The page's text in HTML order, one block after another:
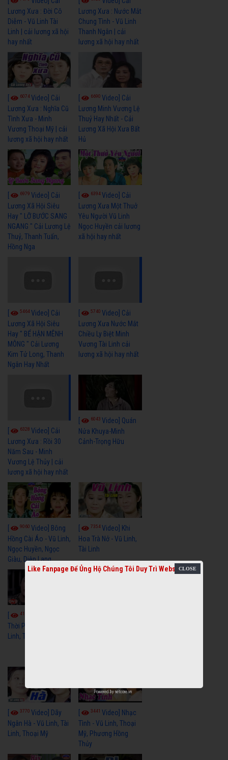
Lương Xưa : Đời Cô
Diễm - Vũ Linh Tài
Linh | cải lương xã hội
hay nhất
Lương Xưa : Nước Mắt
Chung Tình - Vũ Linh
Thanh Ngân | cải
lương xã hội hay nhất
6074Video] Cải
Lương Xưa : Nghĩa Cũ
Tình Xưa - Minh
Vương Thoại Mỹ | cải
lương xã hội hay nhất
6690Video] Cải
Lương Minh Vương Lệ
Thuỷ Hay Nhất - Cải
Lương Xã Hội Xưa Bất
Hủ
6979 Video] Cải
Lương Xã Hội Siêu
Hay " LỠ BƯỚC SANG
NGANG " Cải Lương Lệ
Thuỷ, Thanh Tuấn,
Hồng Nga
6394Video] Cải
Lương Xưa Một Thuở
Yêu Người Vũ Linh
Ngọc Huyền cải lương
xã hội hay nhất
5464Video] Cải
Lương Xã Hội Siêu
Hay " BỂ HẬN MÊNH
MÔNG " Cải Lương
Kim Tử Long, Thanh
Ngân Hay Nhất
5740Video] Cải
Lương Xưa Nước Mắt
Chiều Ly Biệt Minh
Vương Tài Linh cải
lương xã hội hay nhất
6328 Video] Cải
Lương Xưa : Rồi 30
Năm Sau - Minh
Vương Lệ Thủy | cải
lương xã hội hay nhất
6043Video] Quán
Nửa Khuya-Minh
Cảnh-Trọng Hữu
9060 Video] Bông
Hồng Cài Áo - Vũ Linh,
Ngọc Huyền, Ngọc
Giàu, Diệp Lang
7354Video] Khi
Hoa Trà Nở - Vũ Linh,
Tài Linh
4111
Thời Phóng Đãng - Vũ
Linh, Tài Linh, Chí Linh
3770 Video] Dãy
Ngân Hà - Vũ Linh, Tài
Linh, Thoại Mỹ
3441Video] Nhạc
Tình - Vũ Linh, Thoại
Mỹ, Phương Hồng
Thủy
Like Fanpage Để Ủng Hộ Chúng Tôi Duy Trì Website
Powered by netcore.vn